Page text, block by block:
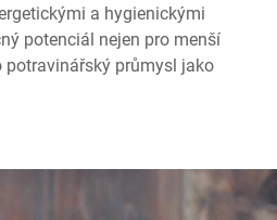
a hygienickými
potenciál nejen pro menší
potravinářský průmysl jako